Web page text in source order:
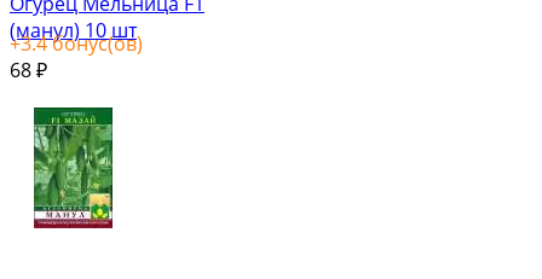
(манул) 10 шт
+3.4бонус(ов)
68 ₽